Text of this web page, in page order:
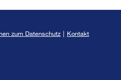
zum Datenschutz | Kontakt